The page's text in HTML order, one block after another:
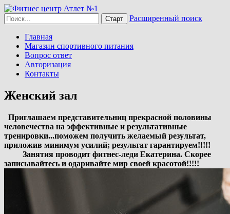
Расширенный поиск
Главная
Магазин спортивного питания
Вопрос ответ
Авторизация
Контакты
Женский зал
Приглашаем представительниц прекрасной половины
человечества на эффективные и результативные
тренировки...поможем получить желаемый результат,
приложив минимум усилий; результат гарантируем!!!!!
Занятия проводит фитнес-леди Екатерина. Скорее
записывайтесь и одаривайте мир своей красотой!!!!!